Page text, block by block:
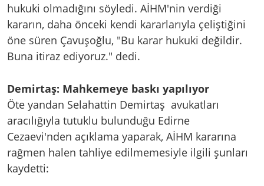
hukuki olmadığını söyledi. AİHM'nin verdiği
kararın, daha önceki kendi kararlarıyla çeliştiğini
öne süren Çavuşoğlu, "Bu karar hukuki değildir.
Buna itiraz ediyoruz." dedi.
Demirtaş: Mahkemeye baskı yapılıyor
Öte yandan Selahattin Demirtaş avukatları
aracılığıyla tutuklu bulunduğu Edirne
Cezaevi'nden açıklama yaparak, AİHM kararına
rağmen halen tahliye edilmemesiyle ilgili şunları
kaydetti: